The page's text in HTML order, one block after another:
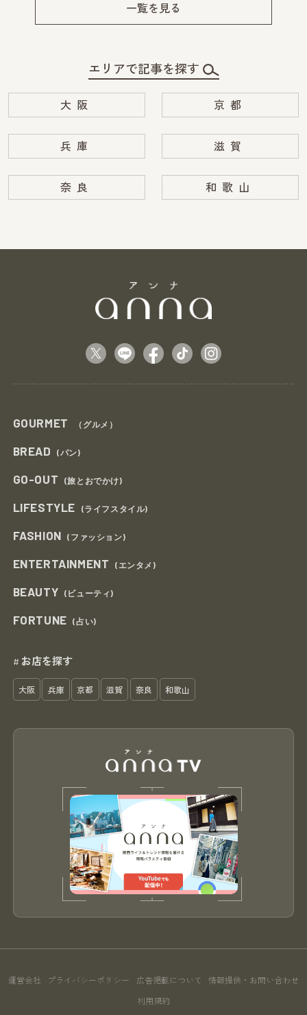
一覧を見る
エリアで記事を探す
大阪 京都
兵庫 滋賀
奈良 和歌山
GOURMET （グルメ）
BREAD (パン)
GO-OUT (旅とおでかけ)
LIFESTYLE (ライフスタイル)
FASHION (ファッション)
ENTERTAINMENT (エンタメ)
BEAUTY (ビューティ)
FORTUNE (占い)
# お店を探す
大阪 兵庫 京都 滋賀 奈良 和歌山
運営会社 プライバシーポリシー 広告掲載について 情報提供・お問い合わせ
利用規約